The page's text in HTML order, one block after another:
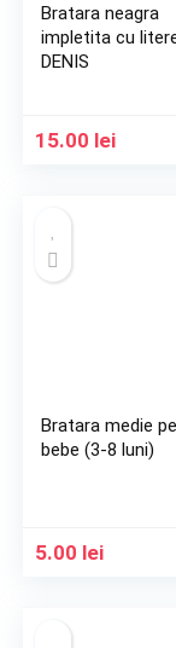
Bratara neagra
impletita cu
DENIS
15.00 lei
Bratara medie
bebe (3-8 luni)
5.00 lei